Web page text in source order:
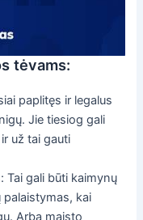
tėvams:
paplitęs ir legalus
Jie tiesiog gali
už tai gauti
Tai gali būti kaimynų
palaistymas, kai
Arba maisto